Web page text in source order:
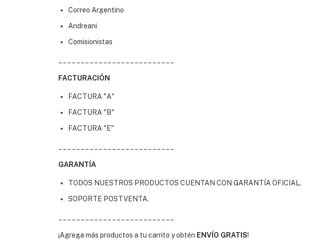
Correo Argentino
Andreani
Comisionistas
FACTURACIÓN
FACTURA "A"
FACTURA "B"
FACTURA "E"
GARANTÍA
TODOS NUESTROS PRODUCTOS CUENTAN CON GARANTÍA OFICIAL.
SOPORTE POSTVENTA.
¡Agrega más productos a tu carrito y obtén ENVÍO GRATIS!